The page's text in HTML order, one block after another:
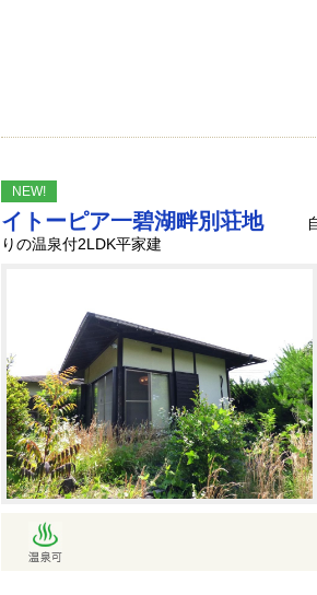
NEW!
イトーピア一碧湖畔別荘地
りの温泉付2LDK平家建